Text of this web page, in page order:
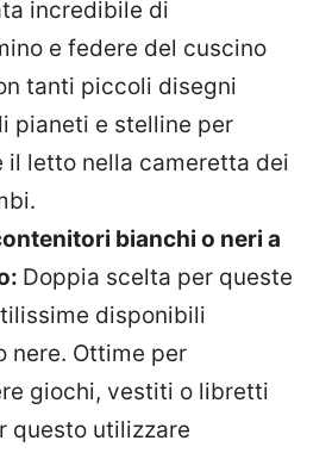
incredibile di
e federe del cuscino
tanti piccoli disegni
pianeti e stelline per
il letto nella cameretta dei
bianchi o neri a
Doppia scelta per queste
disponibili
nere. Ottime per
giochi, vestiti o libretti
questo utilizzare